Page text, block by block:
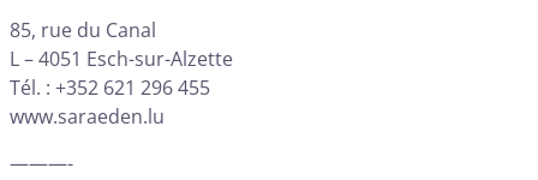
85, rue du Canal
L – 4051 Esch-sur-Alzette
Tél. : +352 621 296 455
www.saraeden.lu
———-